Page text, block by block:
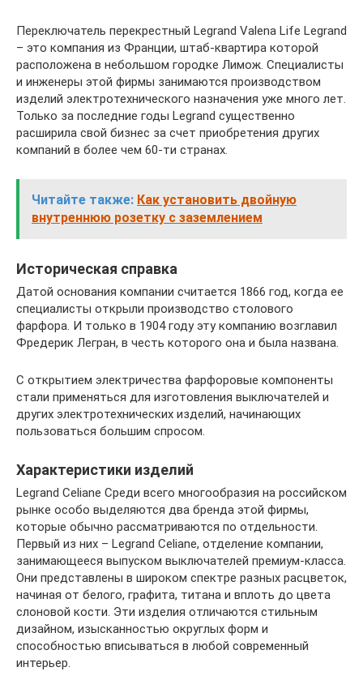
Переключатель перекрестный Legrand Valena Life Legrand
– это компания из Франции, штаб-квартира которой
расположена в небольшом городке Лимож. Специалисты
и инженеры этой фирмы занимаются производством
изделий электротехнического назначения уже много лет.
Только за последние годы Legrand существенно
расширила свой бизнес за счет приобретения других
компаний в более чем 60-ти странах.
Читайте также: Как установить двойную
внутреннюю розетку с заземлением
Историческая справка
Датой основания компании считается 1866 год, когда ее
специалисты открыли производство столового
фарфора. И только в 1904 году эту компанию возглавил
Фредерик Легран, в честь которого она и была названа.
С открытием электричества фарфоровые компоненты
стали применяться для изготовления выключателей и
других электротехнических изделий, начинающих
пользоваться большим спросом.
Характеристики изделий
Legrand Celiane Среди всего многообразия на российском
рынке особо выделяются два бренда этой фирмы,
которые обычно рассматриваются по отдельности.
Первый из них – Legrand Celiane, отделение компании,
занимающееся выпуском выключателей премиум-класса.
Они представлены в широком спектре разных расцветок,
начиная от белого, графита, титана и вплоть до цвета
слоновой кости. Эти изделия отличаются стильным
дизайном, изысканностью округлых форм и
способностью вписываться в любой современный
интерьер.